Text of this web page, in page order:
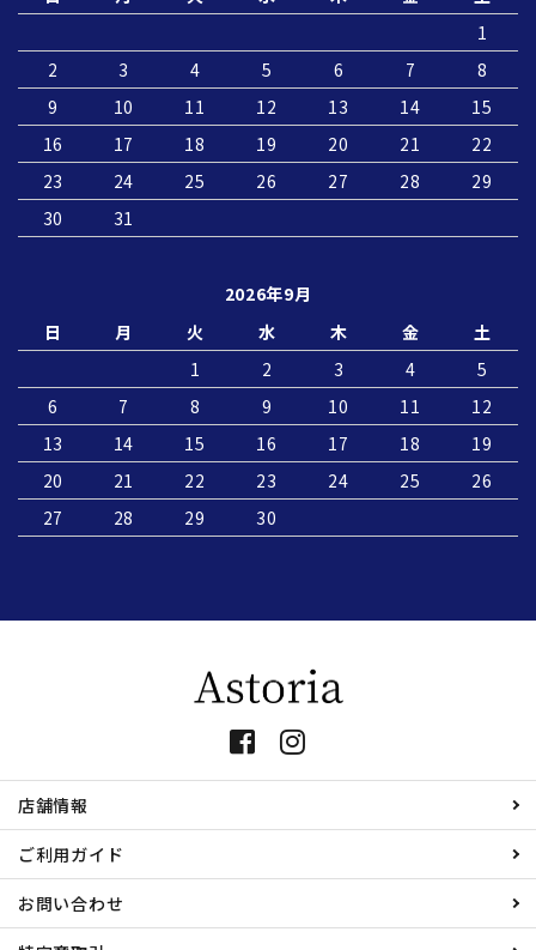
1
2
3 4 5 6 7
8
9
10 11 12 13 14
15
16
17 18 19 20 21
22
23
24 25 26 27 28
29
30
31
2026年9月
日
月 火 水 木 金
土
1
2 3 4
5
6
7 8 9 10 11
12
13
14 15 16 17 18
19
20
21 22 23 24 25
26
27
28 29 30
店舗情報
ご利用ガイド
お問い合わせ